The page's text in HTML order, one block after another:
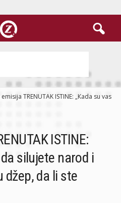
TRENUTAK ISTINE: „Кada su vas
ISTINE:
silujete narod i
džep, da li ste